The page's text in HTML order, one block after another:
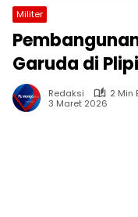
Militer
Garuda di
Redaksi
2 Min
3 Maret 2026